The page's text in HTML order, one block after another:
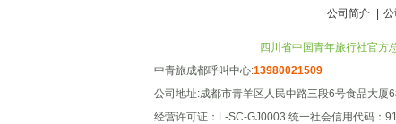
公司简介 公
四川省中国青年旅行社官方
中青旅成都呼叫中心:13980021509
公司地址:成都市青羊区人民中路三段6号食品大厦
经营许可证：L-SC-GJ0003 统一社会信用代码：